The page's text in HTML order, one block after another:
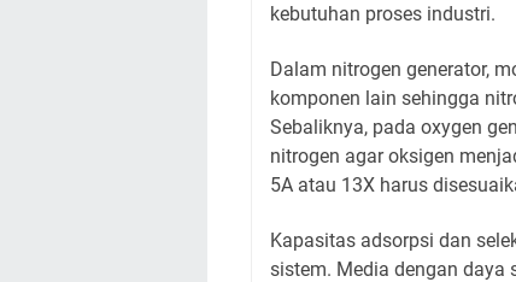
kebutuhan proses industri.
Dalam nitrogen generator,
komponen lain sehingga
Sebaliknya, pada oxygen
nitrogen agar oksigen
5A atau 13X harus
Kapasitas adsorpsi dan
sistem. Media dengan